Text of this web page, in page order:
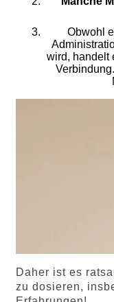
Obwohl
wird, handelt
Daher ist es
zu dosieren,